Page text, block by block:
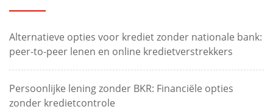
Alternatieve opties voor krediet zonder nationale bank:
peer-to-peer lenen en online kredietverstrekkers
Persoonlijke lening zonder BKR: Financiële opties
zonder kredietcontrole